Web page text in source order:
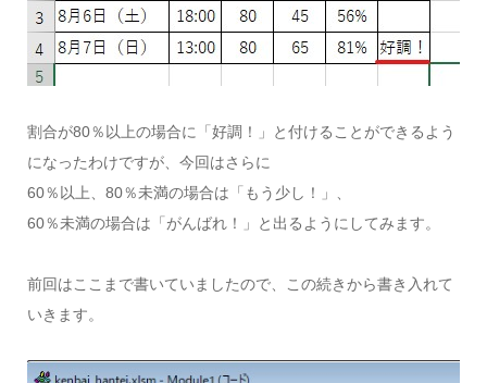
割合が80％以上の場合に「好調！」と付けることができるよう
になったわけですが、今回はさらに
60％以上、80％未満の場合は「もう少し！」、
60％未満の場合は「がんばれ！」と出るようにしてみます。
前回はここまで書いていましたので、この続きから書き入れて
いきます。